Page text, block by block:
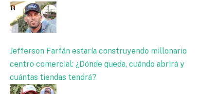
Jefferson Farfán estaría construyendo millonario
centro comercial: ¿Dónde queda, cuándo abrirá y
cuántas tiendas tendrá?